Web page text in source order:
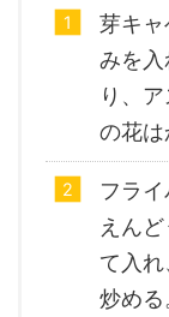
芽キ
みを
り、
の花は
フラ
えん
て入
炒める